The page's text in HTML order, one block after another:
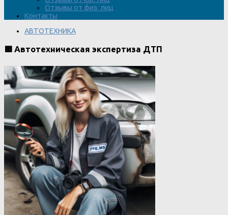
Отзывы от физ. лиц
Контакты
АВТОТЕХНИКА
🟥 Автотехническая экспертиза ДТП